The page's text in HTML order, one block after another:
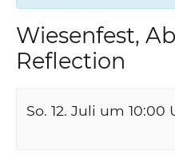
Wiesenfest,
Reflection
So. 12. Juli um 10:00